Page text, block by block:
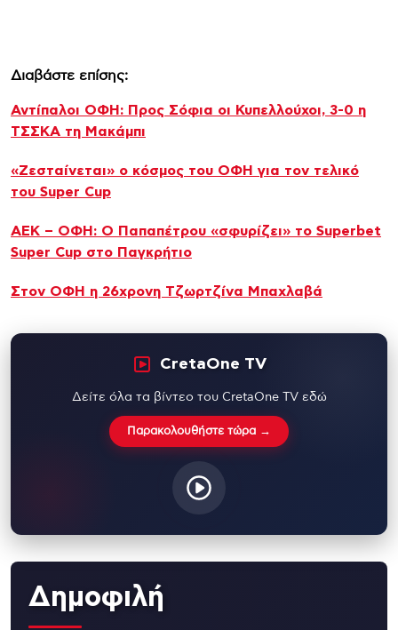
Διαβάστε επίσης:
Αντίπαλοι ΟΦΗ: Προς Σόφια οι Κυπελλούχοι, 3-0 η
ΤΣΣΚΑ τη Μακάμπι
«Ζεσταίνεται» ο κόσμος του ΟΦΗ για τον τελικό
του Super Cup
ΑΕΚ – ΟΦΗ: Ο Παπαπέτρου «σφυρίζει» το Superbet
Super Cup στο Παγκρήτιο
Στον ΟΦΗ η 26χρονη Τζωρτζίνα Μπαχλαβά
CretaOne TV
Δείτε όλα τα βίντεο του CretaOne TV εδώ
Παρακολουθήστε τώρα →
Δημοφιλή